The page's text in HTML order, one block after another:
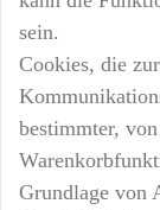
sein.
Cookies, die
bestimmter,
Grundlage von